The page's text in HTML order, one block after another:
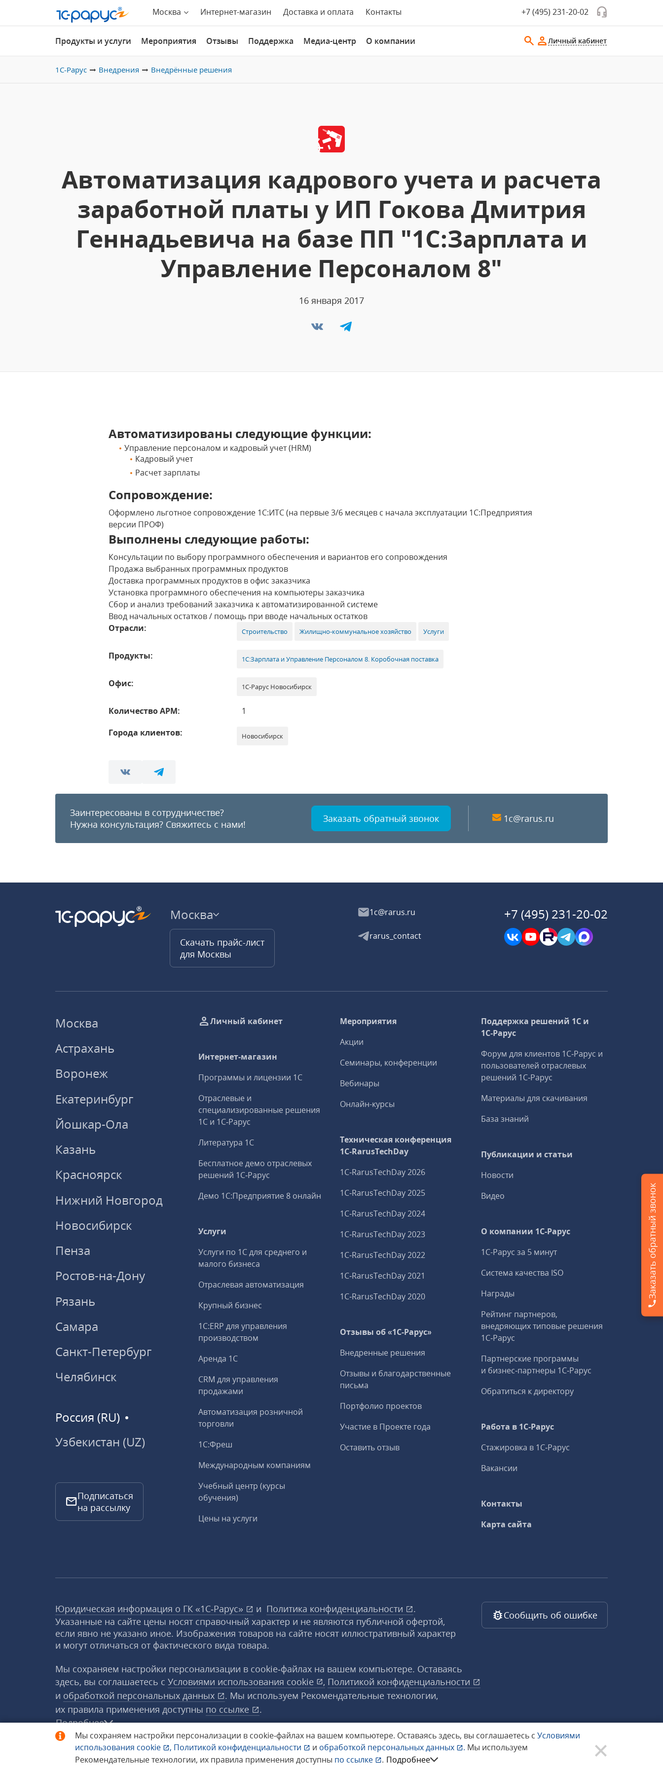
Москва Интернет-магазин Доставка и оплата Контакты +7 (495) 231-20-02
Продукты и услуги Мероприятия Отзывы Поддержка Медиа-центр О компании Личный кабинет
1С-Рарус Внедрения Внедрённые решения
Автоматизация кадрового учета и расчета
заработной платы у ИП Гокова Дмитрия
Геннадьевича на базе ПП "1С:Зарплата и
Управление Персоналом 8"
16 января 2017
Автоматизированы следующие функции:
Управление персоналом и кадровый учет (HRM)
Кадровый учет
Расчет зарплаты
Сопровождение:
Оформлено льготное сопровождение 1С:ИТС (на первые 3/6 месяцев с начала эксплуатации 1С:Предприятия
версии ПРОФ)
Выполнены следующие работы:
Консультации по выбору программного обеспечения и вариантов его сопровождения
Продажа выбранных программных продуктов
Доставка программных продуктов в офис заказчика
Установка программного обеспечения на компьютеры заказчика
Сбор и анализ требований заказчика к автоматизированной системе
Ввод начальных остатков / помощь при вводе начальных остатков
Отрасли:
Строительство Жилищно-коммунальное хозяйство Услуги
Продукты: 1С:Зарплата и Управление Персоналом 8. Коробочная поставка
Офис: 1С-Рарус Новосибирск
Количество АРМ:
1
Города клиентов:
Новосибирск
Заинтересованы в сотрудничестве?
Нужна консультация? Свяжитесь с нами! Заказать обратный звонок 1c@rarus.ru
Мы сохраняем настройки персонализации в cookie‑файлах на вашем компьютере. Оставаясь здесь, вы соглашаетесь с Условиями
использования cookie , Политикой конфиденциальности и обработкой персональных данных . Мы используем
Рекомендательные технологии, их правила применения доступны по ссылке . Подробнее
Москва
Скачать прайс-лист
для Москвы
1c@rarus.ru
rarus_contact
+7 (495) 231-20-02
Москва
Астрахань
Воронеж
Екатеринбург
Йошкар-Ола
Казань
Красноярск
Нижний Новгород
Новосибирск
Пенза
Ростов-на-Дону
Рязань
Самара
Санкт-Петербург
Челябинск
Россия (RU)
Узбекистан (UZ)
Подписаться
на рассылку
Личный кабинет
Интернет-магазин
Программы и лицензии 1С
Отраслевые и
специализированные решения
1С и 1С‑Рарус
Литература 1С
Бесплатное демо отраслевых
решений 1С‑Рарус
Демо 1С:Предприятие 8 онлайн
Услуги
Услуги по 1С для среднего и
малого бизнеса
Отраслевая автоматизация
Крупный бизнес
1С:ERP для управления
производством
Аренда 1С
CRM для управления
продажами
Автоматизация розничной
торговли
1С:Фреш
Международным компаниям
Учебный центр (курсы
обучения)
Цены на услуги
Мероприятия
Акции
Семинары, конференции
Вебинары
Онлайн-курсы
Техническая конференция
1C‑RarusTechDay
1C‑RarusTechDay 2026
1C‑RarusTechDay 2025
1C‑RarusTechDay 2024
1C‑RarusTechDay 2023
1C‑RarusTechDay 2022
1C‑RarusTechDay 2021
1C‑RarusTechDay 2020
Отзывы об «1С-Рарус»
Внедренные решения
Отзывы и благодарственные
письма
Портфолио проектов
Участие в Проекте года
Оставить отзыв
Поддержка решений 1С и
1С‑Рарус
Форум для клиентов 1С‑Рарус и
пользователей отраслевых
решений 1С‑Рарус
Материалы для скачивания
База знаний
Публикации и статьи
Новости
Видео
О компании 1C-Рарус
1С-Рарус за 5 минут
Система качества ISO
Награды
Рейтинг партнеров,
внедряющих типовые решения
1С‑Рарус
Партнерские программы
и бизнес‑партнеры 1С‑Рарус
Обратиться к директору
Работа в 1С‑Рарус
Стажировка в 1С‑Рарус
Вакансии
Контакты
Карта сайта
Юридическая информация о ГК «1С‑Рарус» и Политика конфиденциальности
.
Указанные на сайте цены носят справочный характер и не являются публичной офертой,
если явно не указано иное. Изображения товаров на сайте носят иллюстративный характер
и могут отличаться от фактического вида товара.
Мы сохраняем настройки персонализации в cookie‑файлах на вашем компьютере. Оставаясь
здесь, вы соглашаетесь с Условиями использования cookie , Политикой конфиденциальности
и обработкой персональных данных
. Мы используем Рекомендательные технологии,
их правила применения доступны по ссылке
.
Подробнее
© 1998−2026 «1С‑Рарус» ®. Все права защищены.
Сообщить об ошибке
Заказать обратный звонок